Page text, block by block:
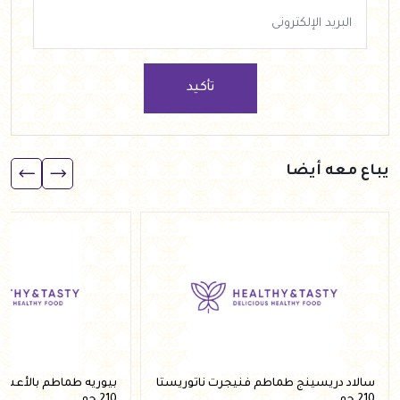
تأكيد
يباع معه أيضا
سالاد دريسينج طماطم فنيجرت ناتوريستا
بيوريه طماطم